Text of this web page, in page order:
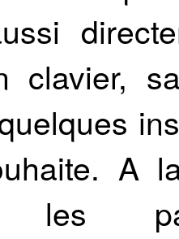
clavier,
A
les